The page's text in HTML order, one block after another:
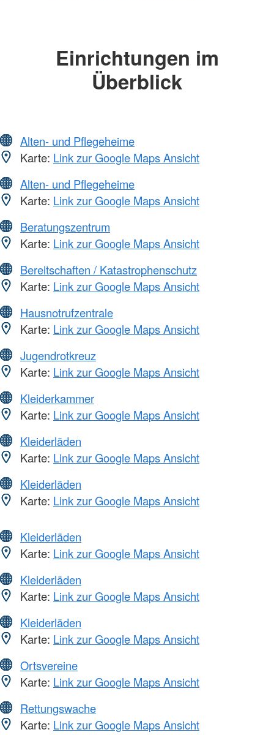
Einrichtungen im
Überblick
Alten- und Pflegeheime
Karte: Link zur Google Maps Ansicht
Alten- und Pflegeheime
Karte: Link zur Google Maps Ansicht
Beratungszentrum
Karte: Link zur Google Maps Ansicht
Bereitschaften / Katastrophenschutz
Karte: Link zur Google Maps Ansicht
Hausnotrufzentrale
Karte: Link zur Google Maps Ansicht
Jugendrotkreuz
Karte: Link zur Google Maps Ansicht
Kleiderkammer
Karte: Link zur Google Maps Ansicht
Kleiderläden
Karte: Link zur Google Maps Ansicht
Kleiderläden
Karte: Link zur Google Maps Ansicht
Kleiderläden
Karte: Link zur Google Maps Ansicht
Kleiderläden
Karte: Link zur Google Maps Ansicht
Kleiderläden
Karte: Link zur Google Maps Ansicht
Ortsvereine
Karte: Link zur Google Maps Ansicht
Rettungswache
Karte: Link zur Google Maps Ansicht